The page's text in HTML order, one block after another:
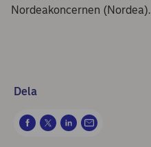
Nordeakoncernen (Nordea).
Dela